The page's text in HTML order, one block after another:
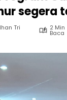
segera
Tri 2 Min
Baca